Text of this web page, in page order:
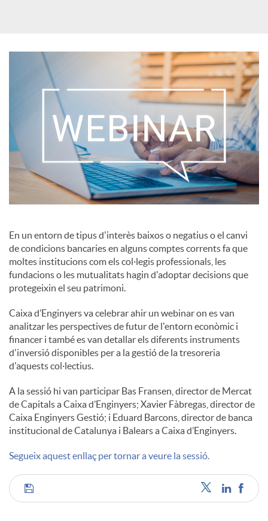
o
d
e
c
o
n
t
i
n
g
u
En un entorn de tipus d'interès baixos o negatius o el canvi
de condicions bancaries en alguns comptes corrents fa que
moltes institucions com els col·legis professionals, les
fundacions o les mutualitats hagin d'adoptar decisions que
protegeixin el seu patrimoni.
Caixa d’Enginyers va celebrar ahir un webinar on es van
analitzar les perspectives de futur de l'entorn econòmic i
financer i també es van detallar els diferents instruments
d'inversió disponibles per a la gestió de la tresoreria
d'aquests col·lectius.
A la sessió hi van participar Bas Fransen, director de Mercat
de Capitals a Caixa d’Enginyers; Xavier Fàbregas, director de
Caixa Enginyers Gestió; i Eduard Barcons, director de banca
institucional de Catalunya i Balears a Caixa d’Enginyers.
Segueix aquest enllaç per tornar a veure la sessió.
C